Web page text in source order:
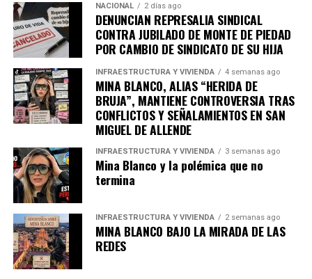
adminNACIONAL 2 días ago
DENUNCIAN REPRESALIA SINDICAL
CONTRA JUBILADO DE MONTE DE PIEDAD
POR CAMBIO DE SINDICATO DE SU HIJA
INFRAESTRUCTURA Y VIVIENDA 4 semanas ago
MINA BLANCO, ALIAS “HERIDA DE
BRUJA”, MANTIENE CONTROVERSIA TRAS
CONFLICTOS Y SEÑALAMIENTOS EN SAN
MIGUEL DE ALLENDE
INFRAESTRUCTURA Y VIVIENDA 3 semanas ago
Mina Blanco y la polémica que no
termina
INFRAESTRUCTURA Y VIVIENDA 2 semanas ago
MINA BLANCO BAJO LA MIRADA DE LAS
REDES